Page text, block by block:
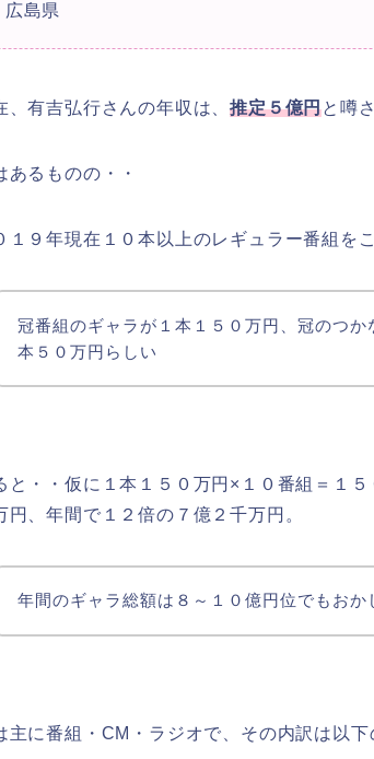
広島県
、有吉弘行さんの年収は、推定５億円と噂
あるものの・・
１９年現在１０本以上のレギュラー番組を
冠番組のギャラが１本１５０万円、冠のつか
本５０万円らしい
と・・仮に１本１５０万円×１０番組＝１
円、年間で１２倍の７億２千万円。
年間のギャラ総額は８～１０億円位でもおか
主に番組・CM・ラジオで、その内訳は以下